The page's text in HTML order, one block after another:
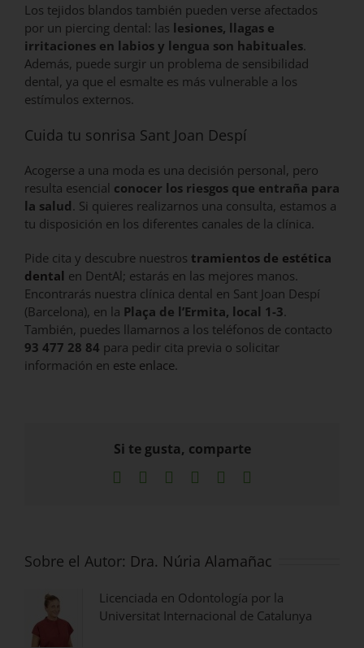
Los tejidos blandos también pueden verse afectados
por un piercing dental: las lesiones, llagas e
irritaciones en labios y lengua son habituales.
Además, puede surgir un problema de sensibilidad
dental, ya que el esmalte es más vulnerable a los
estímulos externos.
Cuida tu sonrisa Sant Joan Despí
Acogerse a una moda es una decisión personal, pero
resulta esencial conocer los riesgos que entraña para
la salud. Si quieres realizarnos una consulta, estamos a
tu disposición en los diferentes canales de la clínica.
Pide cita y descubre nuestros tramientos de estética
dental en DentAl; estarás en las mejores manos.
Encontrarás nuestra clínica dental en Sant Joan Despí
(Barcelona), en la Plaça de l’Ermita, local 1-3.
También, puedes llamarnos a los teléfonos de contacto
93 477 28 84 para pedir cita previa o solicitar
información en este enlace.
Si te gusta, comparte
Facebook LinkedInWhatsApp
Pinterest
Sobre el Autor: Dra. Núria Alamañac
Licenciada en Odontología por la
Universitat Internacional de Catalunya